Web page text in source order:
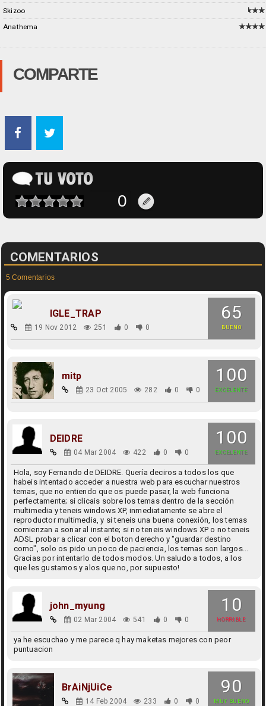
Skizoo
Anathema
COMPARTE
COMENTARIOS
5 Comentarios
65
BUENO
IGLE_TRAP
19 Nov 2012 251 0 0
100
EXCELENTE
mitp
23 Oct 2005 282 0 0
100
EXCELENTE
DEIDRE
04 Mar 2004 422 0 0
Hola, soy Fernando de DEIDRE. Quería deciros a todos los que
habeis intentado acceder a nuestra web para escuchar nuestros
temas, que no entiendo que os puede pasar, la web funciona
perfectamente; si clicais sobre los temas dentro de la sección
multimedia y teneis windows XP, inmediatamente se abre el
reproductor multimedia, y si teneis una buena conexión, los temas
comienzan a sonar al instante; si no teneis windows XP o no teneis
ADSL probar a clicar con el boton derecho y "guardar destino
como", solo os pido un poco de paciencia, los temas son largos...
Gracias por intentarlo de todos modos. Un saludo a todos, a los
que les gustamos y alos que no, por supuesto!
10
HORRIBLE
john_myung
02 Mar 2004 541 0 0
ya he escuchao y me parece q hay maketas mejores con peor
puntuacion
90
MUY BUENO
BrAiNjUiCe
14 Feb 2004 233 0 0